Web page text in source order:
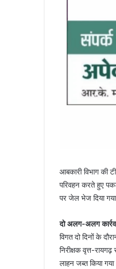
आबकारी विभाग की
परिवहन करते हुए
पर जेल भेज दिया
दो अलग-अलग
विगत दो दिनों के
निरीक्षक वृत्त-
लाहन जब्त किया